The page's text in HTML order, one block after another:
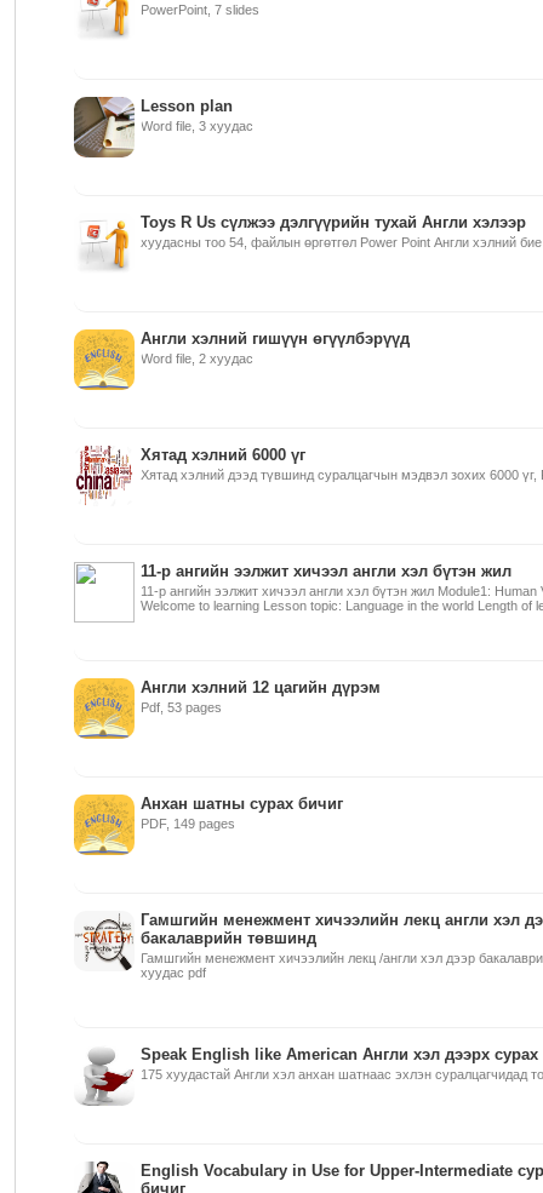
PowerPoint, 7 slides
Lesson plan
Word file, 3 хуудас
Toys R Us сүлжээ дэлгүүрийн тухай Англи хэлээр
хуудасны тоо 54, файлын өргөтгөл Power Point Англи хэлний
Англи хэлний гишүүн өгүүлбэрүүд
Word file, 2 хуудас
Хятад хэлний 6000 үг
Хятад хэлний дээд түвшинд суралцагчын мэдвэл зохих 6000 үг,
11-р ангийн ээлжит хичээл англи хэл бүтэн жил
11-р ангийн ээлжит хичээл англи хэл бүтэн жил Module1: Human
Welcome to learning Lesson topic: Language in the world Length of
Англи хэлний 12 цагийн дүрэм
Pdf, 53 pages
Анхан шатны сурах бичиг
PDF, 149 pages
Гамшгийн менежмент хичээлийн лекц англи хэл
бакалаврийн төвшинд
Гамшгийн менежмент хичээлийн лекц /англи хэл дээр
хуудас pdf
Speak English like American Англи хэл дээрх сурах
175 хуудастай Англи хэл анхан шатнаас эхлэн суралцагчидад
English Vocabulary in Use for Upper-Intermediate
бичиг